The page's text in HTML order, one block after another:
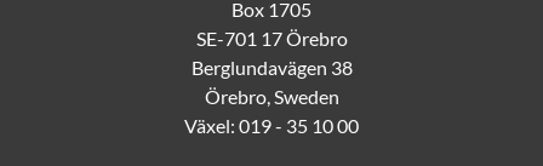
Box 1705
SE-701 17 Örebro
Berglundavägen 38
Örebro, Sweden
Växel: 019 - 35 10 00